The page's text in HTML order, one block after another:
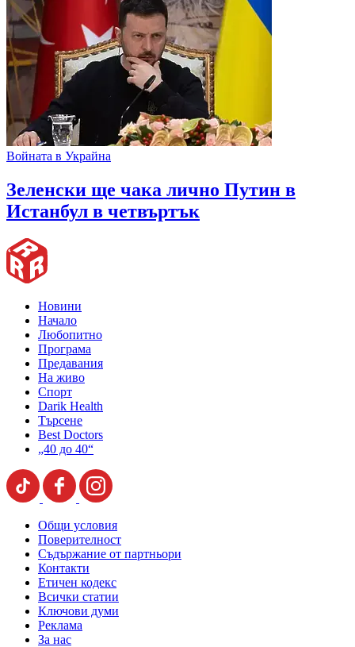
Войната в Украйна
Зеленски ще чака лично Путин в
Истанбул в четвъртък
Новини
Начало
Любопитно
Програма
Предавания
На живо
Спорт
Darik Health
Търсене
Best Doctors
„40 до 40“
Общи условия
Поверителност
Съдържание от партньори
Контакти
Етичен кодекс
Всички статии
Ключови думи
Реклама
За нас